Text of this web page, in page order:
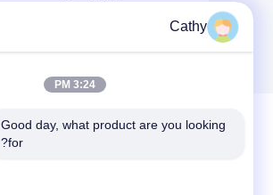
Cathy
3:24 PM
Good day, what product are you looking
for?